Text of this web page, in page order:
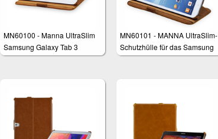
MN60100 - Manna UltraSlim
Samsung Galaxy Tab 3
Schutzhülle
MN60101 - MANNA UltraSlim-
Schutzhülle für das Samsung
Galaxy Tab 3 8.0